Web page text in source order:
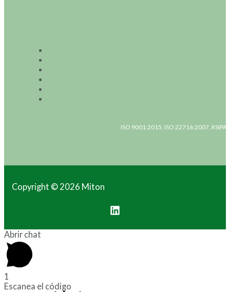
ISO 9001:2015, ISO 22716:2007,
Copyright © 2026 Miton
Abrir chat
1
Escanea el código